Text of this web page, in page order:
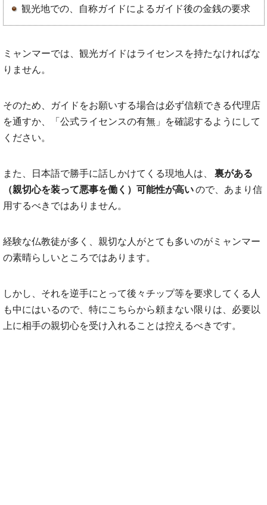
観光地での、自称ガイドによるガイド後の金銭の要求
ミャンマーでは、観光ガイドはライセンスを持たなければな
りません。
そのため、ガイドをお願いする場合は必ず信頼できる代理店
を通すか、「公式ライセンスの有無」を確認するようにして
ください。
また、日本語で勝手に話しかけてくる現地人は、
裏がある
（親切心を装って悪事を働く）可能性が高いので、あまり信
用するべきではありません。
経験な仏教徒が多く、親切な人がとても多いのがミャンマー
の素晴らしいところではあります。
しかし、それを逆手にとって後々チップ等を要求してくる人
も中にはいるので、特にこちらから頼まない限りは、必要以
上に相手の親切心を受け入れることは控えるべきです。